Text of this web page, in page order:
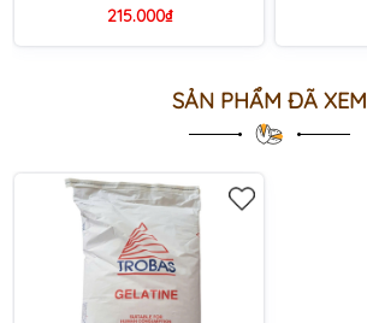
215.000₫
SẢN PHẨM ĐÃ XEM